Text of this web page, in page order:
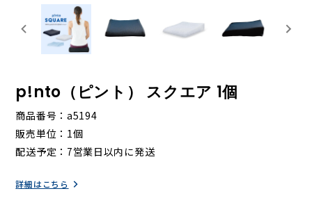
p!nto（ピント） スクエア 1個
商品番号
a5194
販売単位
1個
配送予定
7営業日以内に発送
詳細はこちら